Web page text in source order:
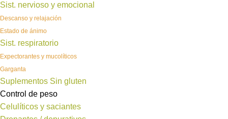
Sist. nervioso y emocional
Descanso y relajación
Estado de ánimo
Sist. respiratorio
Expectorantes y mucolíticos
Garganta
Suplementos Sin gluten
Control de peso
Celulíticos y saciantes